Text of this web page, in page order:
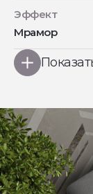
Эффект
Мрамор